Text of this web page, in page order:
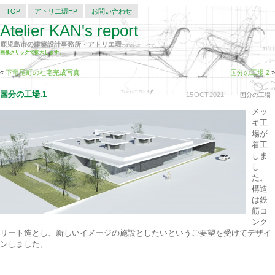
TOP アトリエ環HP お問い合わせ
Atelier KAN's report
鹿児島市の建築設計事務所・アトリエ環の建築レポートです。
画像クリックで拡大します。
« 下竜尾町の社宅完成写真 国分の工場.2 »
15OCT2021 国分の工場
国分の工場.1
メッ
キ工
場が
着工
しま
し
た。
構造
は鉄
筋コ
ンク
リート造とし、新しいイメージの施設としたいというご要望を受けてデザイ
ンしました。